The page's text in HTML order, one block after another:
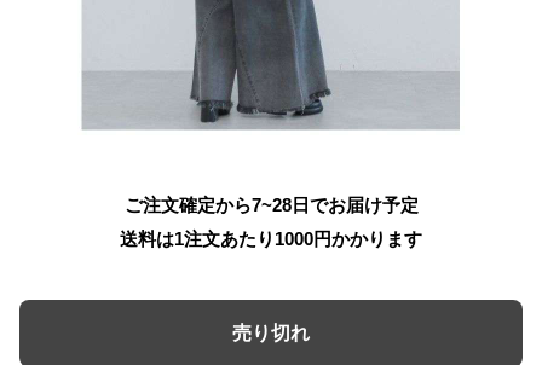
ご注文確定から7~28日でお届け予定
送料は1注文あたり 1000円かかります
売り切れ